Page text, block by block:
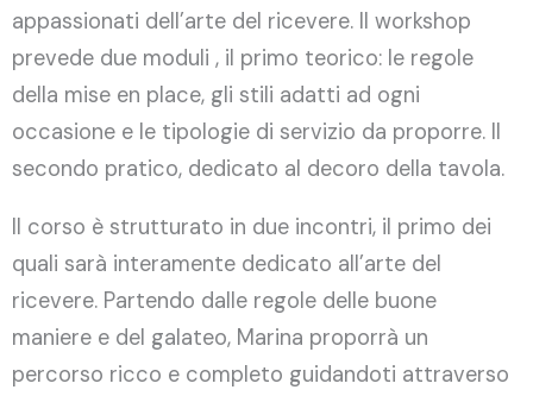
appassionati dell’arte del ricevere. Il workshop
prevede due moduli , il primo teorico: le regole
della mise en place, gli stili adatti ad ogni
occasione e le tipologie di servizio da proporre. Il
secondo pratico, dedicato al decoro della tavola.
Il corso è strutturato in due incontri, il primo dei
quali sarà interamente dedicato all’arte del
ricevere. Partendo dalle regole delle buone
maniere e del galateo, Marina proporrà un
percorso ricco e completo guidandoti attraverso